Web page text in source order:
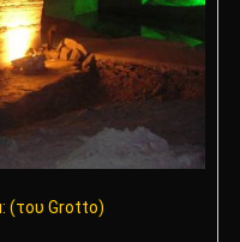
(του Grotto)